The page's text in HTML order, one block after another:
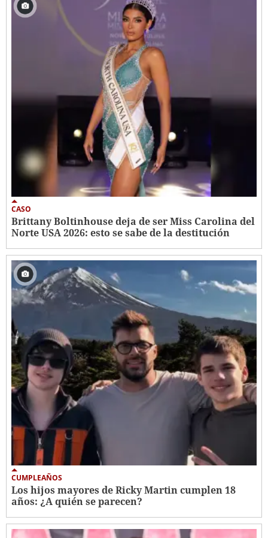
CASO
Brittany Boltinhouse deja de ser Miss Carolina del
Norte USA 2026: esto se sabe de la destitución
CUMPLEAÑOS
Los hijos mayores de Ricky Martin cumplen 18
años: ¿A quién se parecen?